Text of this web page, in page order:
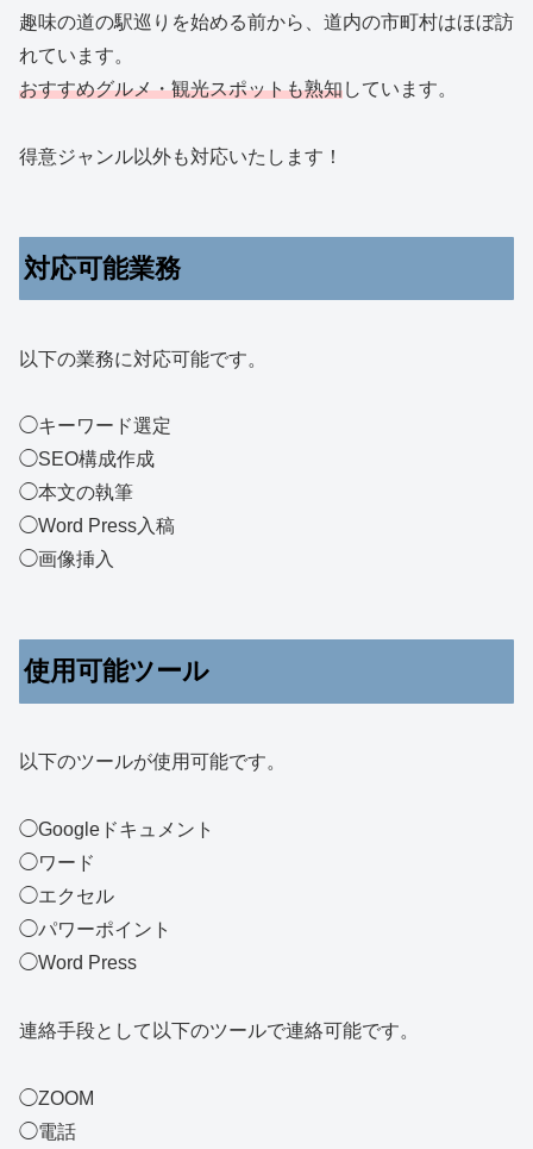
趣味の道の駅巡りを始める前から、道内の市町村はほぼ訪
れています。
おすすめグルメ・観光スポットも熟知しています。
得意ジャンル以外も対応いたします！
対応可能業務
以下の業務に対応可能です。
◯キーワード選定
◯SEO構成作成
◯本文の執筆
◯Word Press入稿
◯画像挿入
使用可能ツール
以下のツールが使用可能です。
◯Googleドキュメント
◯ワード
◯エクセル
◯パワーポイント
◯Word Press
連絡手段として以下のツールで連絡可能です。
◯ZOOM
◯電話